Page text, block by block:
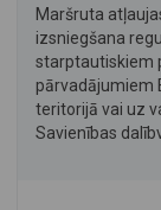
Maršruta
izsniegšana
starptautiskiem
pārvadājumiem
teritorijā vai uz
Savienības